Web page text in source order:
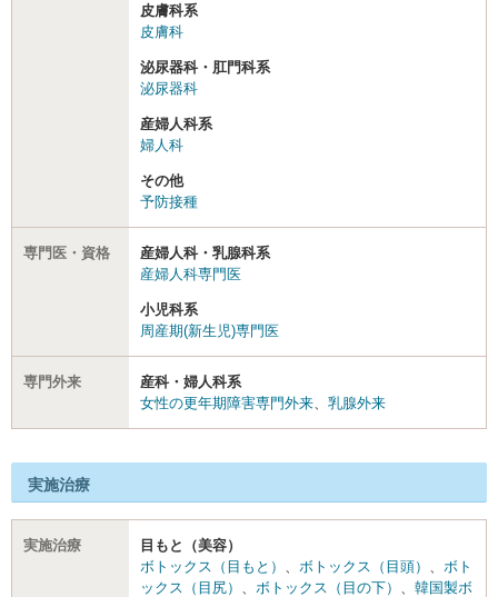
皮膚科系
皮膚科
泌尿器科・肛門科系
泌尿器科
産婦人科系
婦人科
その他
予防接種
専門医・資格
産婦人科・乳腺科系
産婦人科専門医
小児科系
周産期(新生児)専門医
専門外来
産科・婦人科系
女性の更年期障害専門外来
乳腺外来
実施治療
実施治療
目もと（美容）
ボトックス（目もと）
ボトックス（目頭）
ボト
ックス（目尻）
ボトックス（目の下）
韓国製ボ